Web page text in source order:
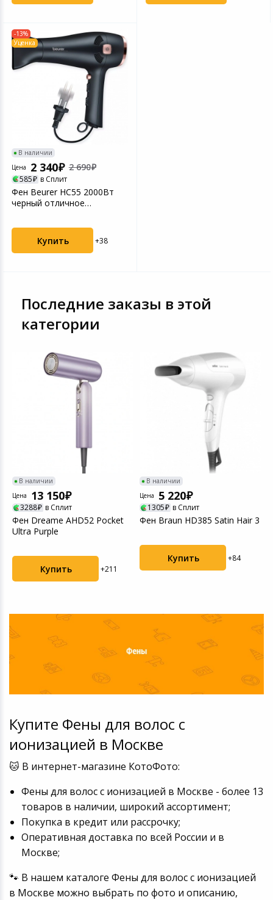
-13%
Уценка
В наличии
Цена
2 340 2 690
585 в Сплит
Фен Beurer HC55 2000Вт
черный отличное
Купить +38
Последние заказы в этой
категории
В наличии
Цена
13 150
3288 в Сплит
Фен Dreame AHD52 Pocket
Ultra Purple
Купить +211
В наличии
Цена
5 220
1305 в Сплит
Фен Braun HD385 Satin Hair 3
Купить +84
Купите Фены для волос с
ионизацией в Москве
🐱 В интернет-магазине КотоФото:
Фены для волос с ионизацией в Москве - более 13
товаров в наличии, широкий ассортимент;
Покупка в кредит или рассрочку;
Оперативная доставка по всей России и в
Москве;
🐾 В нашем каталоге Фены для волос с ионизацией
в Москве можно выбрать по фото и описанию,